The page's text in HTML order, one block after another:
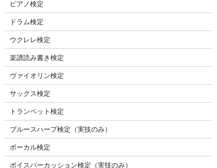
ピアノ検定
ドラム検定
ウクレレ検定
楽譜読み書き検定
ヴァイオリン検定
サックス検定
トランペット検定
ブルースハープ検定（実技のみ）
ボーカル検定
ボイスパーカッション検定（実技のみ）